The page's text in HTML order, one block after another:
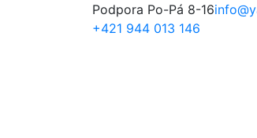
Podpora Po-Pá 8-16
+421 944 013 146